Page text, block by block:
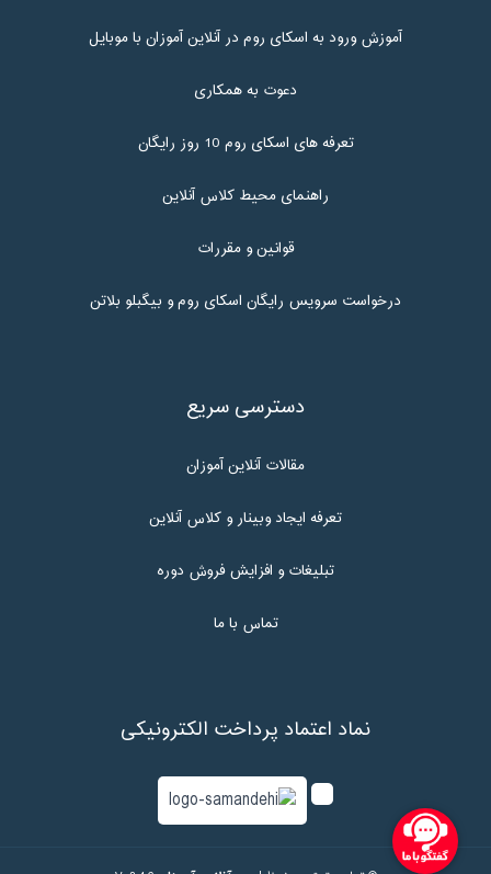
آموزش ورود به اسکای روم در آنلاین آموزان با موبایل
دعوت به همکاری
تعرفه های اسکای روم 10 روز رایگان
راهنمای محیط کلاس آنلاین
قوانین و مقررات
درخواست سرویس رایگان اسکای روم و بیگبلو بلاتن
دسترسی سریع
مقالات آنلاین آموزان
تعرفه ایجاد وبینار و کلاس آنلاین
تبلیغات و افزایش فروش دوره
تماس با ما
نماد اعتماد پرداخت الکترونیکی